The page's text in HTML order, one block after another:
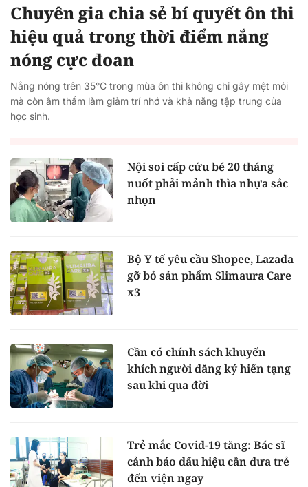
Chuyên gia chia sẻ bí quyết ôn thi
hiệu quả trong thời điểm nắng
nóng cực đoan
Nắng nóng trên 35°C trong mùa ôn thi không chỉ gây mệt mỏi
mà còn âm thầm làm giảm trí nhớ và khả năng tập trung của
học sinh.
Nội soi cấp cứu bé 20 tháng
nuốt phải mảnh thìa nhựa sắc
nhọn
Bộ Y tế yêu cầu Shopee, Lazada
gỡ bỏ sản phẩm Slimaura Care
x3
Cần có chính sách khuyến
khích người đăng ký hiến tạng
sau khi qua đời
Trẻ mắc Covid-19 tăng: Bác sĩ
cảnh báo dấu hiệu cần đưa trẻ
đến viện ngay